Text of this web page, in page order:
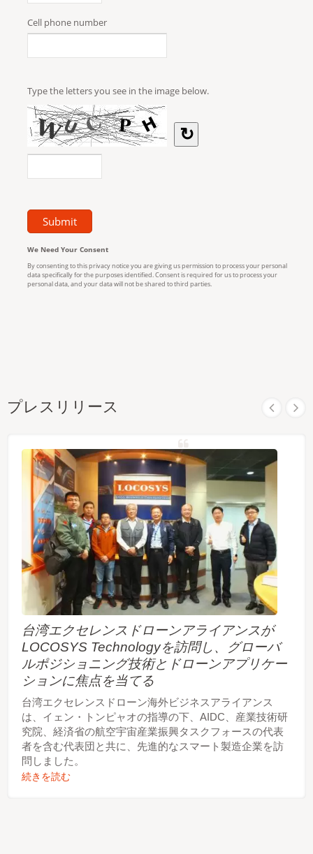
プレスリリース
台湾エクセレンスドローンアライアンスが
LOCOSYS Technologyを訪問し、グローバ
ルポジショニング技術とドローンアプリケー
ションに焦点を当てる
台湾エクセレンスドローン海外ビジネスアライアンス
は、イェン・トンピャオの指導の下、AIDC、産業技術研
究院、経済省の航空宇宙産業振興タスクフォースの代表
者を含む代表団と共に、先進的なスマート製造企業を訪
問しました。
続きを読む